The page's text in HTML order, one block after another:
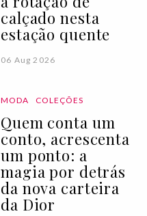
calçado nesta
estação quente
06 Aug 2026
MODA COLEÇÕES
Quem conta um
conto, acrescenta
um ponto: a
magia por detrás
da nova carteira
da Dior